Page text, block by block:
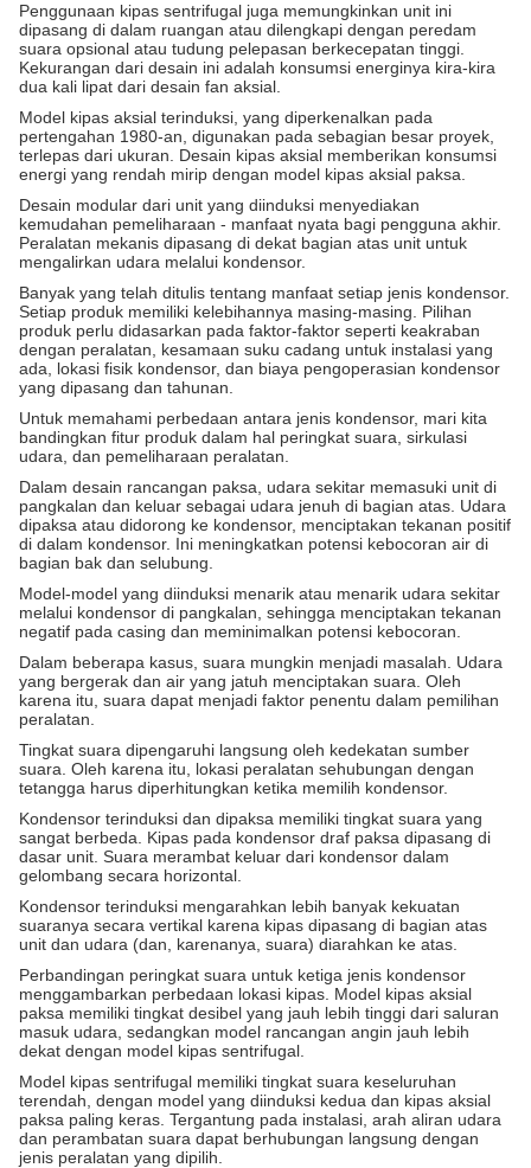
Penggunaan kipas sentrifugal juga memungkinkan unit ini
dipasang di dalam ruangan atau dilengkapi dengan peredam
suara opsional atau tudung pelepasan berkecepatan tinggi.
Kekurangan dari desain ini adalah konsumsi energinya kira-kira
dua kali lipat dari desain fan aksial.
Model kipas aksial terinduksi, yang diperkenalkan pada
pertengahan 1980-an, digunakan pada sebagian besar proyek,
terlepas dari ukuran. Desain kipas aksial memberikan konsumsi
energi yang rendah mirip dengan model kipas aksial paksa.
Desain modular dari unit yang diinduksi menyediakan
kemudahan pemeliharaan - manfaat nyata bagi pengguna akhir.
Peralatan mekanis dipasang di dekat bagian atas unit untuk
mengalirkan udara melalui kondensor.
Banyak yang telah ditulis tentang manfaat setiap jenis kondensor.
Setiap produk memiliki kelebihannya masing-masing. Pilihan
produk perlu didasarkan pada faktor-faktor seperti keakraban
dengan peralatan, kesamaan suku cadang untuk instalasi yang
ada, lokasi fisik kondensor, dan biaya pengoperasian kondensor
yang dipasang dan tahunan.
Untuk memahami perbedaan antara jenis kondensor, mari kita
bandingkan fitur produk dalam hal peringkat suara, sirkulasi
udara, dan pemeliharaan peralatan.
Dalam desain rancangan paksa, udara sekitar memasuki unit di
pangkalan dan keluar sebagai udara jenuh di bagian atas. Udara
dipaksa atau didorong ke kondensor, menciptakan tekanan positif
di dalam kondensor. Ini meningkatkan potensi kebocoran air di
bagian bak dan selubung.
Model-model yang diinduksi menarik atau menarik udara sekitar
melalui kondensor di pangkalan, sehingga menciptakan tekanan
negatif pada casing dan meminimalkan potensi kebocoran.
Dalam beberapa kasus, suara mungkin menjadi masalah. Udara
yang bergerak dan air yang jatuh menciptakan suara. Oleh
karena itu, suara dapat menjadi faktor penentu dalam pemilihan
peralatan.
Tingkat suara dipengaruhi langsung oleh kedekatan sumber
suara. Oleh karena itu, lokasi peralatan sehubungan dengan
tetangga harus diperhitungkan ketika memilih kondensor.
Kondensor terinduksi dan dipaksa memiliki tingkat suara yang
sangat berbeda. Kipas pada kondensor draf paksa dipasang di
dasar unit. Suara merambat keluar dari kondensor dalam
gelombang secara horizontal.
Kondensor terinduksi mengarahkan lebih banyak kekuatan
suaranya secara vertikal karena kipas dipasang di bagian atas
unit dan udara (dan, karenanya, suara) diarahkan ke atas.
Perbandingan peringkat suara untuk ketiga jenis kondensor
menggambarkan perbedaan lokasi kipas. Model kipas aksial
paksa memiliki tingkat desibel yang jauh lebih tinggi dari saluran
masuk udara, sedangkan model rancangan angin jauh lebih
dekat dengan model kipas sentrifugal.
Model kipas sentrifugal memiliki tingkat suara keseluruhan
terendah, dengan model yang diinduksi kedua dan kipas aksial
paksa paling keras. Tergantung pada instalasi, arah aliran udara
dan perambatan suara dapat berhubungan langsung dengan
jenis peralatan yang dipilih.